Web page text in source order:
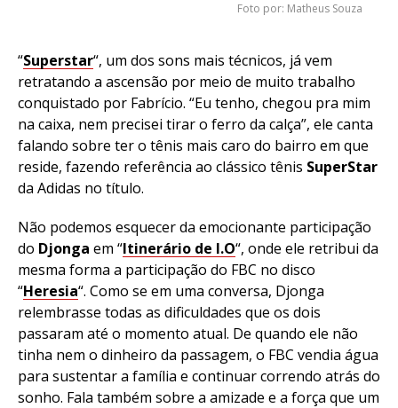
Foto por: Matheus Souza
“Superstar“, um dos sons mais técnicos, já vem
retratando a ascensão por meio de muito trabalho
conquistado por Fabrício. “Eu tenho, chegou pra mim
na caixa, nem precisei tirar o ferro da calça”, ele canta
falando sobre ter o tênis mais caro do bairro em que
reside, fazendo referência ao clássico tênis SuperStar
da Adidas no título.
Não podemos esquecer da emocionante participação
do Djonga em “Itinerário de I.O“, onde ele retribui da
mesma forma a participação do FBC no disco
“Heresia“. Como se em uma conversa, Djonga
relembrasse todas as dificuldades que os dois
passaram até o momento atual. De quando ele não
tinha nem o dinheiro da passagem, o FBC vendia água
para sustentar a família e continuar correndo atrás do
sonho. Fala também sobre a amizade e a força que um